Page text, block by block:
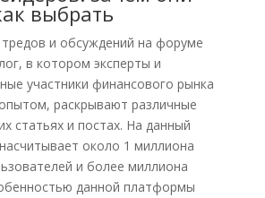
выбрать
и обсуждений на форуме
в котором эксперты и
участники финансового рынка
раскрывают различные
статьях и постах. На данный
около 1 миллиона
и более миллиона
данной платформы